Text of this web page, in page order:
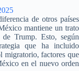
de otros países
mantiene un trato
Trump. Esto, según
que ha incluido
migratorio, factores que
en el nuevo orden